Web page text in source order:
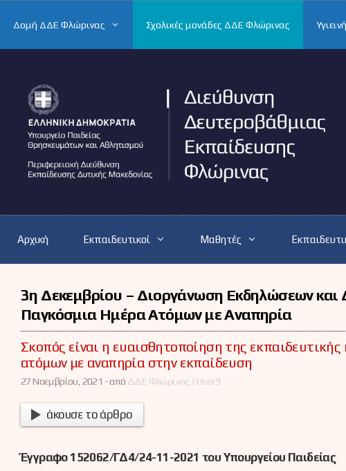
Δομή ΔΔΕ Φλώρινας Σχολικές μονάδες ΔΔΕ Φλώρινας
Αρχική Εκπαιδευτικοί Μαθητές
3η Δεκεμβρίου – Διοργάνωση Εκδηλώσεων
Παγκόσμια Ημέρα Ατόμων με Αναπηρία
Σκοπός είναι η ευαισθητοποίηση της
ατόμων με αναπηρία στην εκπαίδευση
27 Νοεμβρίου, 2021 -από ΔΔΕ Φλώρινας | User9
άκουσε το άρθρο
Έγγραφο 152062/ΓΔ4/24-11-2021 του Υπουργείου Παιδείας